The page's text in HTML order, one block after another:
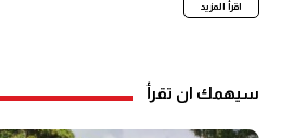
اقرأ المزيد
سيهمك ان تقرأ